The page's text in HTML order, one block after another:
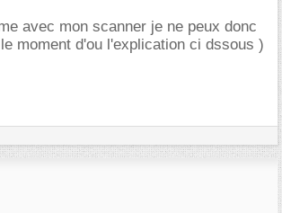
avec mon scanner je ne peux donc
moment d'ou l'explication ci dssous )